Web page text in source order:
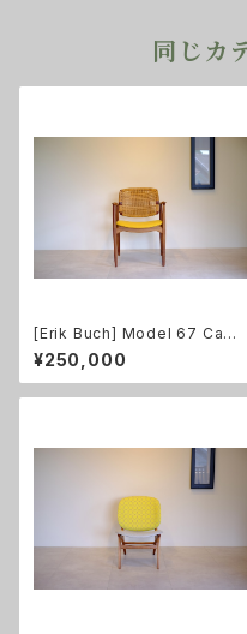
同じカ
[Erik Buch] Model 67 Capt
ain's Chair アームチェア（張替
え済み）
¥250,000